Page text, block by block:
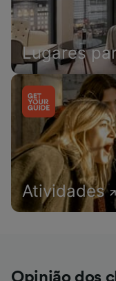
Lugares
Atividades
Opinião dos